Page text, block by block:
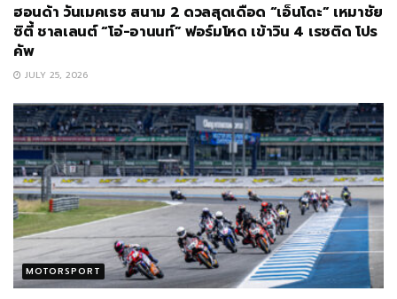
ฮอนด้า วันเมคเรซ สนาม 2 ดวลสุดเดือด “เอ็นโดะ” เหมาชัย
ซิตี้ ชาลเลนต์ “โอ๋-อานนท์” ฟอร์มโหด เข้าวิน 4 เรซติด โปร
คัพ
JULY 25, 2026
MOTORSPORT